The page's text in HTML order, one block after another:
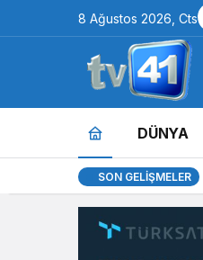
8 Ağustos 2026, Cts
DÜNYA
SON GELIŞMELER